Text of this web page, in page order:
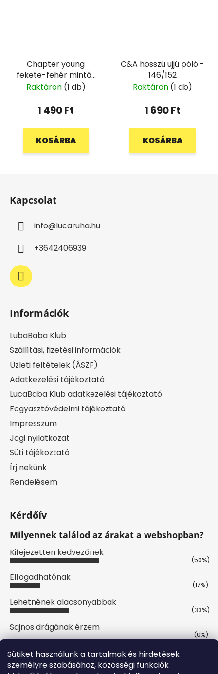
Sütiket használunk a tartalmak és hirdetések
személyre szabásához, közösségi funkciók
Chapter young
fekete-fehér mintás
blúz - 146/152
Raktáron (1 db)
1 490 Ft
KOSÁRBA
C&A hosszú ujjú póló -
146/152
Raktáron (1 db)
1 690 Ft
KOSÁRBA
Kapcsolat
info@lucaruha.hu
+3642406939
Információk
LubaBaba Klub
Szállítási, fizetési információk
Üzleti feltételek (ÁSZF)
Adatkezelési tájékoztató
LucaBaba Klub adatkezelési tájékoztató
Fogyasztóvédelmi tájékoztató
Impresszum
Jogi nyilatkozat
Süti tájékoztató
Írj nekünk
Rendelésem
Kérdőív
Milyennek találod az árakat a webshopban?
Kifejezetten kedvezőnek
(50%)
Elfogadhatónak
(17%)
Lehetnének alacsonyabbak
(33%)
Sajnos drágának érzem
(0%)
Szavazatok száma:12